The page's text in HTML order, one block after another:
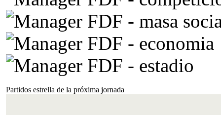
Partidos estrella de la próxima jornada